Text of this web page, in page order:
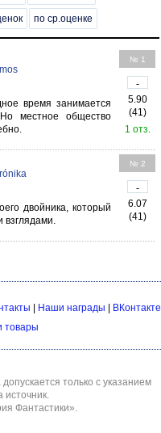
по ср.оценке
время занимается
местное общество
№ 1
-
5.90
(41)
1 отз.
двойника, который
взглядами.
№ 2
-
6.07
(41)
Наши награды
ВКонтакте
товары
только с указанием
источник.
Фантастики».